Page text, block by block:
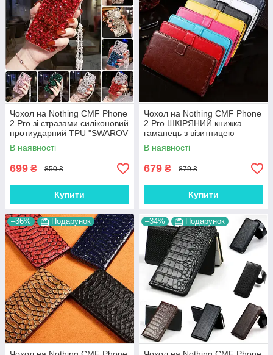
Чохол на Nothing CMF Phone
2 Pro зі стразами силіконовий
протиударний TPU "SWAROV
LUXURY"
В наявності
699 ₴ 850 ₴
Купити
Чохол на Nothing CMF Phone
2 Pro ШКІРЯНИЙ книжка
гаманець з візитницею
підставкою протиударний
"BENTYAGA"
В наявності
679 ₴ 879 ₴
Купити
–36% Подарунок –34% Подарунок